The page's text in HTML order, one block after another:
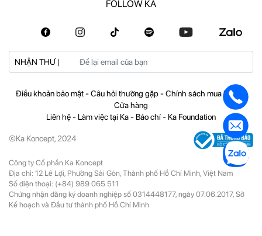
FOLLOW KA
NHẬN THƯ |
Điều khoản bảo mật-Câu hỏi thường gặp-Chính sách mua hàng
Cửa hàng
Liên hệ- Làm việc tại Ka- Báo chí- Ka Foundation
©Ka Koncept, 2024
Công ty Cổ phần Ka Koncept
Địa chỉ: 12 Lê Lợi, Phường Sài Gòn, Thành phố Hồ Chí Minh, Việt Nam
Số điện thoại: (+84) 989 065 511
Chứng nhận đăng ký doanh nghiệp số 0314448177, ngày 07.06.2017, Sở
Kế hoạch và Đầu tư thành phố Hồ Chí Minh